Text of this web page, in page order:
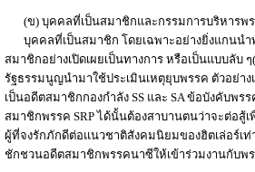
(ข) บุคคลที่เป็นสมาชิกและกรรมการบริหารพร
บุคคลที่เป็นสมาชิก โดยเฉพาะอย่างยิ่งแกนนำ
สมาชิกอย่างเปิดเผยเป็นทางการ หรือเป็นแบบลับ
รัฐธรรมนูญนำมาใช้ประเมินเหตุยุบพรรค ตัวอย่า
เป็นอดีตสมาชิกกองกำลัง SS และ SA ข้อบังคับพร
สมาชิกพรรค SRP ได้นั้นต้องสาบานตนว่าจะต่อสู้
ผู้ที่จงรักภักดีต่อแนวชาติสังคมนิยมของฮิตเล่อร์เ
ชักชวนอดีตสมาชิกพรรคนาซีให้เข้าร่วมงานกับพร